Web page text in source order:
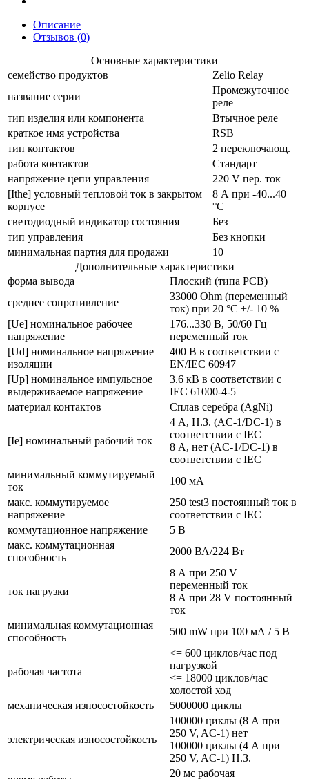
Описание
Отзывов (0)
Основные характеристики
семейство продуктов
Zelio Relay
название серии
Промежуточное
реле
тип изделия или компонента
Втычное реле
краткое имя устройства
RSB
тип контактов
2 переключающ.
работа контактов
Стандарт
напряжение цепи управления
220 V пер. ток
[Ithe] условный тепловой ток в закрытом
корпусе
8 А при -40...40
°C
светодиодный индикатор состояния
Без
тип управления
Без кнопки
минимальная партия для продажи
10
Дополнительные характеристики
форма вывода
Плоский (типа PCB)
среднее сопротивление
33000 Ohm (переменный
ток) при 20 °C +/- 10 %
[Ue] номинальное рабочее
напряжение
176...330 В, 50/60 Гц
переменный ток
[Ud] номинальное напряжение
изоляции
400 В в соответствии с
EN/IEC 60947
[Up] номинальное импульсное
выдерживаемое напряжение
3.6 кВ в соответствии с
IEC 61000-4-5
материал контактов
Сплав серебра (AgNi)
[Ie] номинальный рабочий ток
4 А, Н.З. (AC-1/DC-1) в
соответствии с IEC
8 А, нет (AC-1/DC-1) в
соответствии с IEC
минимальный коммутируемый
ток
100 мА
макс. коммутируемое
напряжение
250 test3 постоянный ток в
соответствии с IEC
коммутационное напряжение
5 В
макс. коммутационная
способность
2000 ВА/224 Вт
ток нагрузки
8 А при 250 V
переменный ток
8 А при 28 V постоянный
ток
минимальная коммутационная
способность
500 mW при 100 мА / 5 В
рабочая частота
<= 600 циклов/час под
нагрузкой
<= 18000 циклов/час
холостой ход
механическая износостойкость
5000000 циклы
электрическая износостойкость
100000 циклы (8 А при
250 V, AC-1) нет
100000 циклы (4 А при
250 V, AC-1) Н.З.
20 мс рабочая